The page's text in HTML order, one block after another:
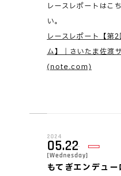
レースレポートはこ
い。
レースレポート【第
ム】｜さいたま佐渡
(note.com)
2024
05.22
[Wednesday]
もてぎエンデュ